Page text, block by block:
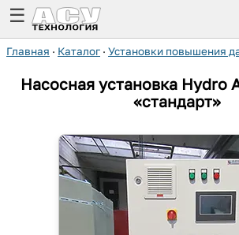
☰
Главная · Каталог · Установки повышения
Насосная установка Hydro
«стандарт»